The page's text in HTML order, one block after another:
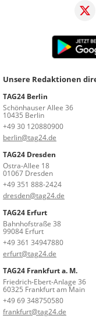
Unsere Redaktionen
TAG24 Berlin
Schönhauser Allee 36
10435 Berlin
+49 30 120880900
berlin@tag24.de
TAG24 Dresden
Ostra-Allee 18
01067 Dresden
+49 351 888-2424
dresden@tag24.de
TAG24 Erfurt
Bahnhofstraße 38
99084 Erfurt
+49 361 34947880
erfurt@tag24.de
TAG24 Frankfurt a. M.
Friedrich-Ebert-Anlage 36
60325 Frankfurt am Main
+49 69 348750580
frankfurt@tag24.de